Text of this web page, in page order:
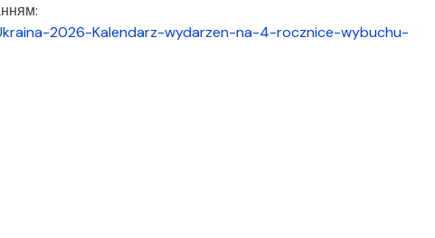
2026-Kalendarz-wydarzen-na-4-rocznice-wybuchu-